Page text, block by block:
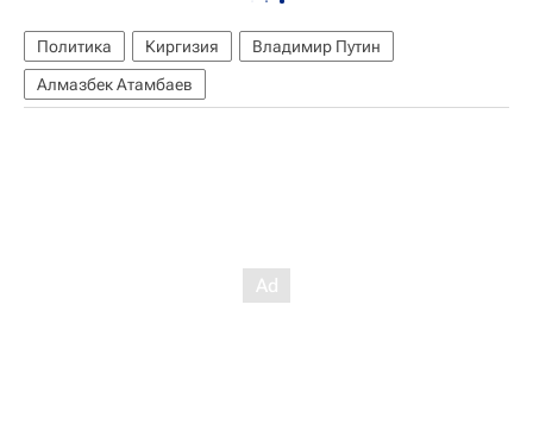
Политика Киргизия
Владимир Путин
Алмазбек Атамбаев